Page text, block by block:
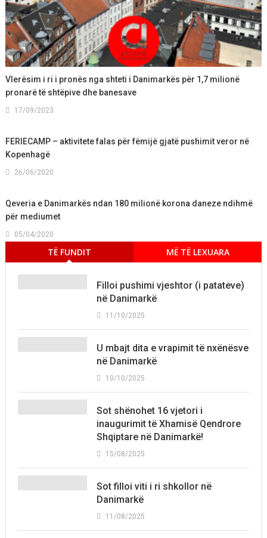
Vlerësim i ri i pronës nga shteti i Danimarkës për 1,7 milionë
pronarë të shtëpive dhe banesave
17/09/2023
FERIECAMP – aktivitete falas për fëmijë gjatë pushimit veror në
Kopenhagë
26/06/2020
Qeveria e Danimarkës ndan 180 milionë korona daneze ndihmë
për mediumet
05/04/2020
TË FUNDIT MË TË LEXUARA
Filloi pushimi vjeshtor (i patateve)
në Danimarkë
11/10/2025
U mbajt dita e vrapimit të nxënësve
në Danimarkë
10/10/2025
Sot shënohet 16 vjetori i
inaugurimit të Xhamisë Qendrore
Shqiptare në Danimarkë!
15/08/2025
Sot filloi viti i ri shkollor në
Danimarkë
11/08/2025